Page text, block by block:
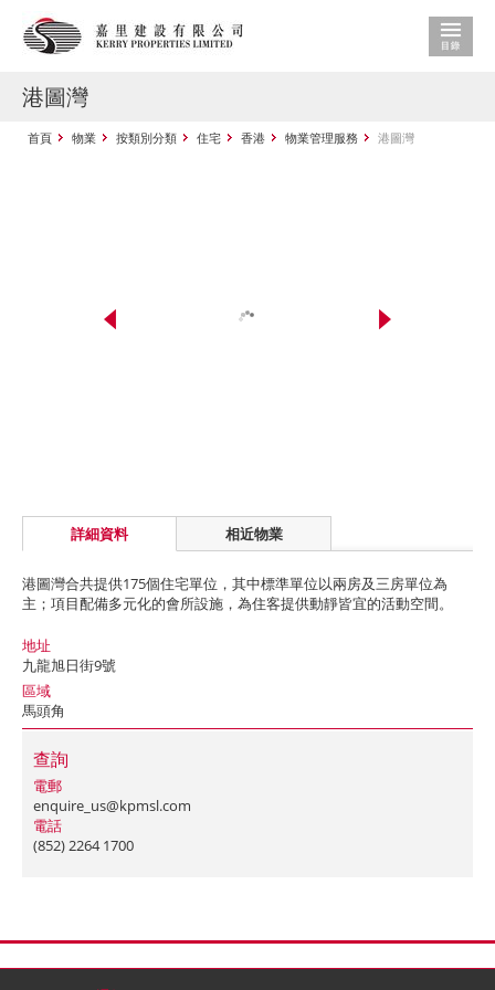
港圖灣
首頁 物業 按類別分類 住宅 香港 物業管理服務 港圖灣
詳細資料 相近物業
港圖灣合共提供175個住宅單位，其中標準單位以兩房及三房單位為
主；項目配備多元化的會所設施，為住客提供動靜皆宜的活動空間。
地址
九龍旭日街9號
區域
馬頭角
查詢
電郵
enquire_us@kpmsl.com
電話
(852) 2264 1700